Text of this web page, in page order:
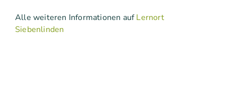
Alle weiteren Informationen aufLernort
Siebenlinden